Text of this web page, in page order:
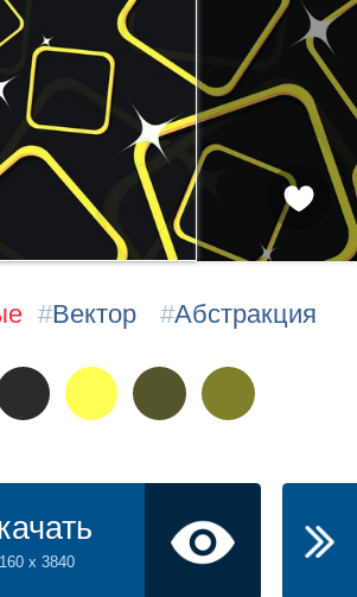
#Вектор #Абстракция
x 3840